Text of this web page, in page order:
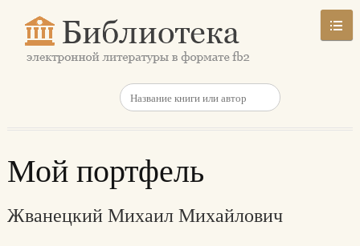
Мой портфель
Жванецкий Михаил Михайлович